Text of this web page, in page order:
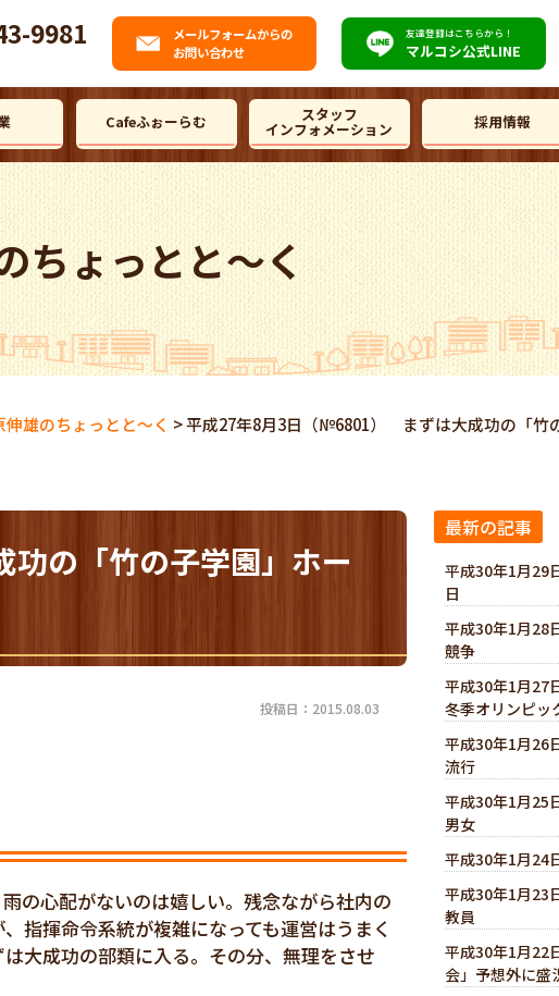
9981 メールフォームからの
お問い合わせ
友達登録はこちらから！
マルコシ公式LINE
Cafeふぉーらむ スタッフ
インフォメーション 採用情報
ちょっとと～く
伸雄のちょっとと～く >平成27年8月3日（№6801） まずは大成功の「竹
の「竹の子学園」ホー
投稿日：2015.08.03
の心配がないのは嬉しい。残念ながら社内の
指揮命令系統が複雑になっても運営はうまく
大成功の部類に入る。その分、無理をさせ
最新の記事
平成30年1月
日
平成30年1月
競争
平成30年1月
冬季オリンピッ
平成30年1月
流行
平成30年1月
男女
平成30年1月
平成30年1月
教員
平成30年1月
会」予想外に盛